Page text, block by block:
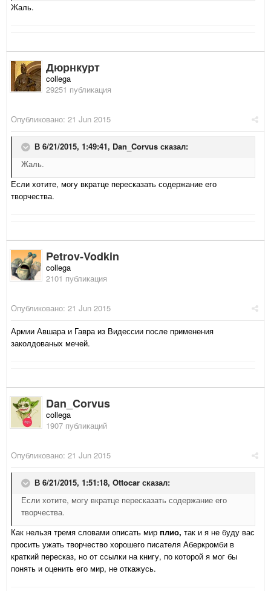
Жаль.
Дюрнкурт
collega
29251 публикация
Опубликовано: 21 Jun 2015
В 6/21/2015, 1:49:41, Dan_Corvus сказал:
Жаль.
Если хотите, могу вкратце пересказать содержание его
творчества.
Petrov-Vodkin
collega
2101 публикация
Опубликовано: 21 Jun 2015
Армии Авшара и Гавра из Видессии после применения
заколдованых мечей.
Dan_Corvus
collega
1907 публикаций
Опубликовано: 21 Jun 2015
В 6/21/2015, 1:51:18, Ottocar сказал:
Если хотите, могу вкратце пересказать содержание его
творчества.
Как нельзя тремя словами описать мир плио, так и я не буду вас
просить ужать творчество хорошего писателя Аберкромби в
краткий пересказ, но от ссылки на книгу, по которой я мог бы
понять и оценить его мир, не откажусь.